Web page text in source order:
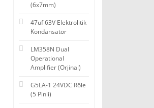
(6x7mm)
47uf 63V Elektrolitik
Kondansatör
LM358N Dual
Operational
Amplifier (Orjinal)
G5LA-1 24VDC Röle
(5 Pinli)